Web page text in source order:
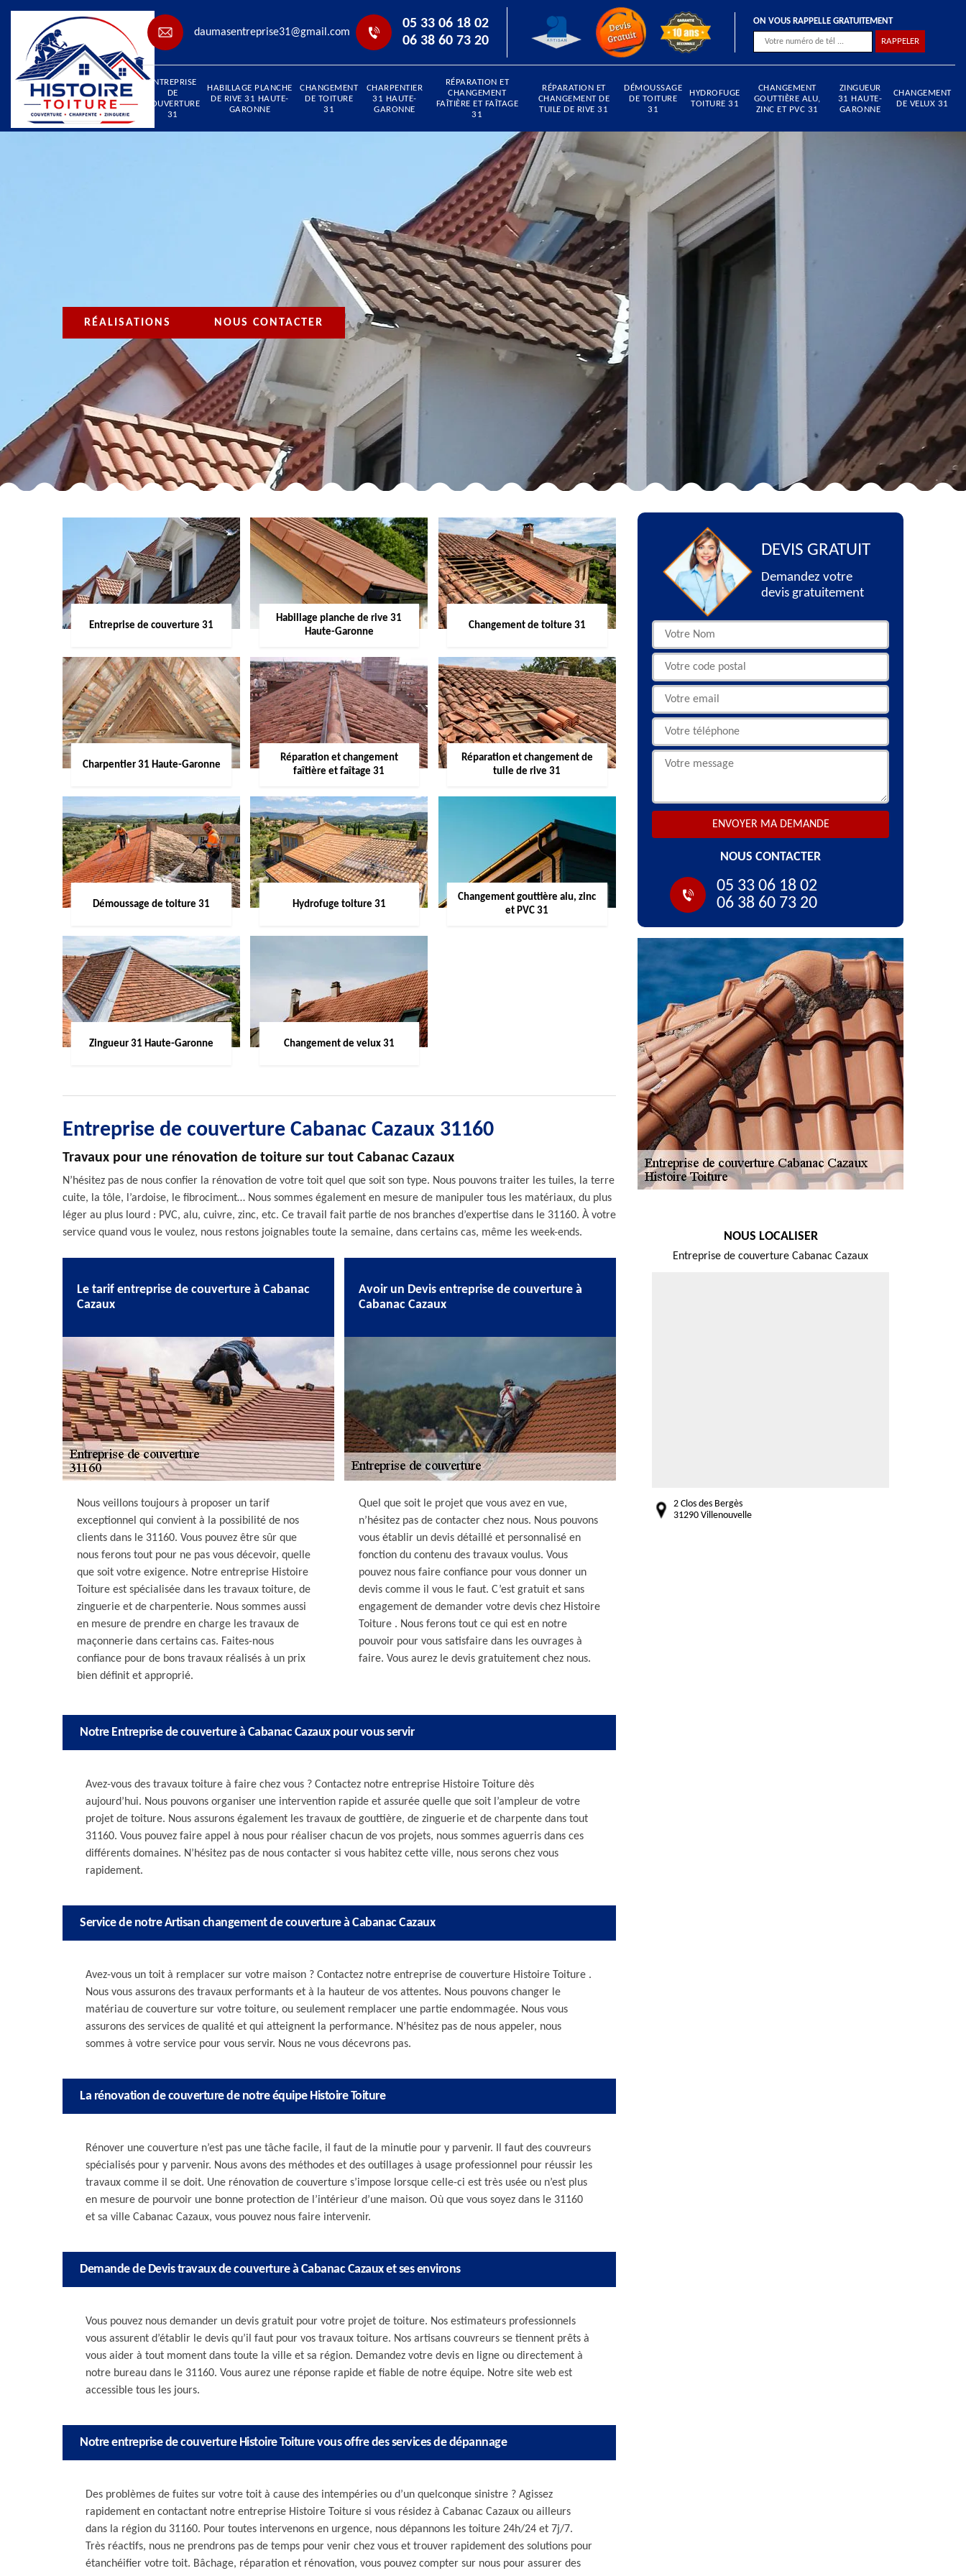
daumasentreprise31@gmail.com
05 33 06 18 02
06 38 60 73 20
ON VOUS RAPPELLE GRATUITEMENT
ENTREPRISE
DE
COUVERTURE
31
HABILLAGE PLANCHE
DE RIVE 31 HAUTE-
GARONNE
CHANGEMENT
DE TOITURE
31
CHARPENTIER
31 HAUTE-
GARONNE
RÉPARATION ET
CHANGEMENT
FAÎTIÈRE ET FAÎTAGE
31
RÉPARATION ET
CHANGEMENT DE
TUILE DE RIVE 31
DÉMOUSSAGE
DE TOITURE
31
HYDROFUGE
TOITURE 31
CHANGEMENT
GOUTTIÈRE ALU,
ZINC ET PVC 31
ZINGUEUR
31 HAUTE-
GARONNE
CHANGEMENT
DE VELUX 31
RÉALISATIONS NOUS CONTACTER
Entreprise de couverture 31
Habillage planche de rive 31
Haute-Garonne
Changement de toiture 31
Charpentier 31 Haute-Garonne
Réparation et changement
faîtière et faîtage 31
Réparation et changement de
tuile de rive 31
Démoussage de toiture 31 Hydrofuge toiture 31
Changement gouttière alu, zinc
et PVC 31
Zingueur 31 Haute-Garonne Changement de velux 31
Entreprise de couverture Cabanac Cazaux 31160
Travaux pour une rénovation de toiture sur tout Cabanac Cazaux
N’hésitez pas de nous confier la rénovation de votre toit quel que soit son type. Nous pouvons traiter les tuiles, la terre
cuite, la tôle, l’ardoise, le fibrociment… Nous sommes également en mesure de manipuler tous les matériaux, du plus
léger au plus lourd : PVC, alu, cuivre, zinc, etc. Ce travail fait partie de nos branches d’expertise dans le 31160. À votre
service quand vous le voulez, nous restons joignables toute la semaine, dans certains cas, même les week-ends.
Le tarif entreprise de couverture à Cabanac
Cazaux
Nous veillons toujours à proposer un tarif
exceptionnel qui convient à la possibilité de nos
clients dans le 31160. Vous pouvez être sûr que
nous ferons tout pour ne pas vous décevoir, quelle
que soit votre exigence. Notre entreprise Histoire
Toiture est spécialisée dans les travaux toiture, de
zinguerie et de charpenterie. Nous sommes aussi
en mesure de prendre en charge les travaux de
maçonnerie dans certains cas. Faites-nous
confiance pour de bons travaux réalisés à un prix
bien définit et approprié.
Avoir un Devis entreprise de couverture à
Cabanac Cazaux
Quel que soit le projet que vous avez en vue,
n’hésitez pas de contacter chez nous. Nous pouvons
vous établir un devis détaillé et personnalisé en
fonction du contenu des travaux voulus. Vous
pouvez nous faire confiance pour vous donner un
devis comme il vous le faut. C’est gratuit et sans
engagement de demander votre devis chez Histoire
Toiture . Nous ferons tout ce qui est en notre
pouvoir pour vous satisfaire dans les ouvrages à
faire. Vous aurez le devis gratuitement chez nous.
Notre Entreprise de couverture à Cabanac Cazaux pour vous servir
Avez-vous des travaux toiture à faire chez vous ? Contactez notre entreprise Histoire Toiture dès
aujourd’hui. Nous pouvons organiser une intervention rapide et assurée quelle que soit l’ampleur de votre
projet de toiture. Nous assurons également les travaux de gouttière, de zinguerie et de charpente dans tout
31160. Vous pouvez faire appel à nous pour réaliser chacun de vos projets, nous sommes aguerris dans ces
différents domaines. N’hésitez pas de nous contacter si vous habitez cette ville, nous serons chez vous
rapidement.
Service de notre Artisan changement de couverture à Cabanac Cazaux
Avez-vous un toit à remplacer sur votre maison ? Contactez notre entreprise de couverture Histoire Toiture .
Nous vous assurons des travaux performants et à la hauteur de vos attentes. Nous pouvons changer le
matériau de couverture sur votre toiture, ou seulement remplacer une partie endommagée. Nous vous
assurons des services de qualité et qui atteignent la performance. N’hésitez pas de nous appeler, nous
sommes à votre service pour vous servir. Nous ne vous décevrons pas.
La rénovation de couverture de notre équipe Histoire Toiture
Rénover une couverture n’est pas une tâche facile, il faut de la minutie pour y parvenir. Il faut des couvreurs
spécialisés pour y parvenir. Nous avons des méthodes et des outillages à usage professionnel pour réussir les
travaux comme il se doit. Une rénovation de couverture s’impose lorsque celle-ci est très usée ou n’est plus
en mesure de pourvoir une bonne protection de l’intérieur d’une maison. Où que vous soyez dans le 31160
et sa ville Cabanac Cazaux, vous pouvez nous faire intervenir.
Demande de Devis travaux de couverture à Cabanac Cazaux et ses environs
Vous pouvez nous demander un devis gratuit pour votre projet de toiture. Nos estimateurs professionnels
vous assurent d’établir le devis qu’il faut pour vos travaux toiture. Nos artisans couvreurs se tiennent prêts à
vous aider à tout moment dans toute la ville et sa région. Demandez votre devis en ligne ou directement à
notre bureau dans le 31160. Vous aurez une réponse rapide et fiable de notre équipe. Notre site web est
accessible tous les jours.
Notre entreprise de couverture Histoire Toiture vous offre des services de dépannage
Des problèmes de fuites sur votre toit à cause des intempéries ou d’un quelconque sinistre ? Agissez
rapidement en contactant notre entreprise Histoire Toiture si vous résidez à Cabanac Cazaux ou ailleurs
dans la région du 31160. Pour toutes intervenons en urgence, nous dépannons les toiture 24h/24 et 7j/7.
Très réactifs, nous ne prendrons pas de temps pour venir chez vous et trouver rapidement des solutions pour
étanchéifier votre toit. Bâchage, réparation et rénovation, vous pouvez compter sur nous pour assurer des
DEVIS GRATUIT
Demandez votre
devis gratuitement
NOUS CONTACTER
05 33 06 18 02
06 38 60 73 20
NOUS LOCALISER
Entreprise de couverture Cabanac Cazaux
2 Clos des Bergès
31290 Villenouvelle